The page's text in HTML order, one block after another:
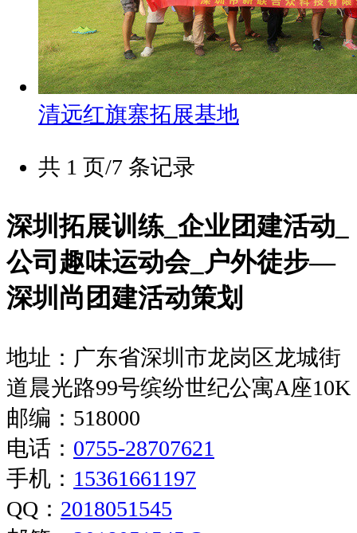
清远红旗寨拓展基地
共 1 页/7 条记录
深圳拓展训练_企业团建活动_
公司趣味运动会_户外徒步—
深圳尚团建活动策划
地址：广东省深圳市龙岗区龙城街
道晨光路99号缤纷世纪公寓A座10K
邮编：518000
电话： 0755-28707621
手机： 15361661197
QQ： 2018051545